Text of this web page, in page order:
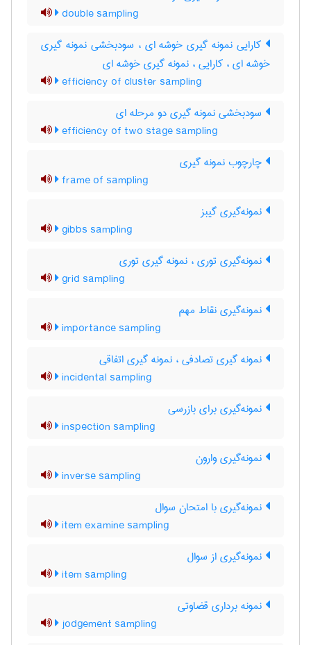
double sampling
کارایی نمونه گیری خوشه ای ، سودبخشی نمونه گیری
خوشه ای ، کارایی ، نمونه گیری خوشه ای
efficiency of cluster sampling
سودبخشی نمونه گیری دو مرحله ای
efficiency of two stage sampling
چارچوب نمونه گیری
frame of sampling
نمونه‌گیری گیبز
gibbs sampling
نمونه‌گیری توری ، نمونه گیری توری
grid sampling
نمونه‌گیری نقاط مهم
importance sampling
نمونه گیری تصادفی ، نمونه گیری اتفاقی
incidental sampling
نمونه‌گیری برای بازرسی
inspection sampling
نمونه‌گیری وارون
inverse sampling
نمونه‌گیری با امتحان سوال
item examine sampling
نمونه‌گیری از سوال
item sampling
نمونه برداری قضاوتی
jodgement sampling